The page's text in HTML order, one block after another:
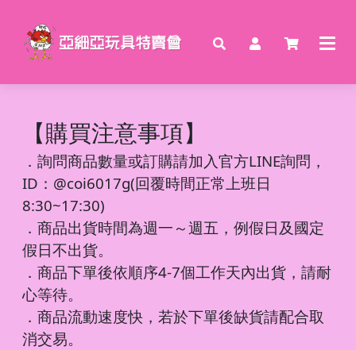
【購買注意事項】
． 詢問商品數量或訂購請加入官方LINE詢問，
ID：@coi6017g(回覆時間正常上班日
8:30~17:30)
．商品出貨時間為週一～週五，例假日及國定
假日不出貨。
．商品下單後依順序4-7個工作天內出貨，請耐
心等待。
．商品流動速度快，若於下單後缺貨請配合取
消交易。